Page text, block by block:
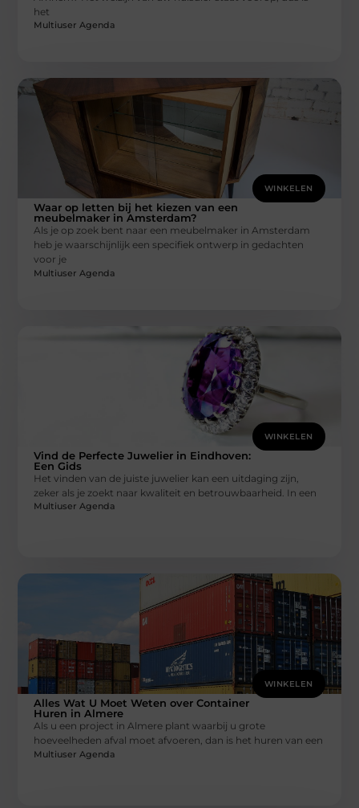
het
Multiuser Agenda
WINKELEN
Waar op letten bij het kiezen van een
meubelmaker in Amsterdam?
Als je op zoek bent naar een meubelmaker in Amsterdam
heb je waarschijnlijk een specifiek ontwerp in gedachten
voor je
Multiuser Agenda
WINKELEN
Vind de Perfecte Juwelier in Eindhoven:
Een Gids
Het vinden van de juiste juwelier kan een uitdaging zijn,
zeker als je zoekt naar kwaliteit en betrouwbaarheid. In een
Multiuser Agenda
WINKELEN
Alles Wat U Moet Weten over Container
Huren in Almere
Als u een project in Almere plant waarbij u grote
hoeveelheden afval moet afvoeren, dan is het huren van een
Multiuser Agenda